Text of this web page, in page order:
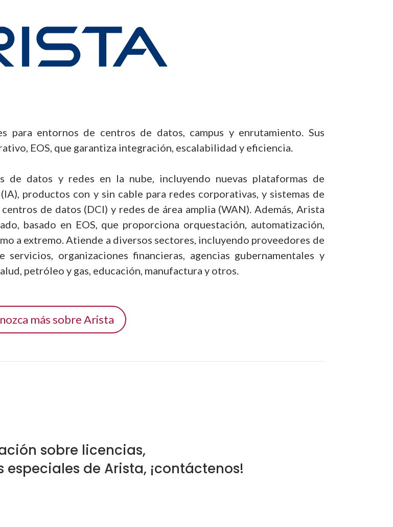
entornos de centros de datos, campus y enrutamiento. Sus
EOS, que garantiza integración, escalabilidad y eficiencia.
de datos y redes en la nube, incluyendo nuevas plataformas de
productos con y sin cable para redes corporativas, y sistemas de
de datos (DCI) y redes de área amplia (WAN). Además, Arista
basado en EOS, que proporciona orquestación, automatización,
a extremo. Atiende a diversos sectores, incluyendo proveedores de
organizaciones financieras, agencias gubernamentales y
petróleo y gas, educación, manufactura y otros.
más sobre Arista
sobre licencias,
de Arista, ¡contáctenos!